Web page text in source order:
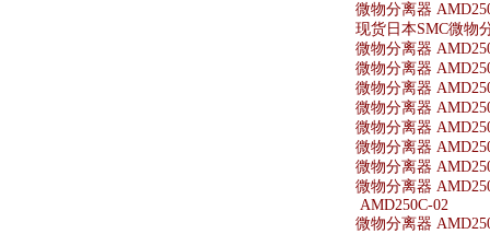
微物分离器
现货日本SMC微物
微物分离器
微物分离器
微物分离器
微物分离器
微物分离器
微物分离器
微物分离器
微物分离器
AMD250C-02
微物分离器